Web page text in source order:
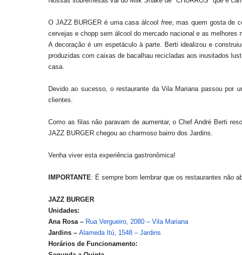
O JAZZ BURGER é uma casa álcool free, mas quem gosta de
cervejas e chopp sem álcool do mercado nacional e as melhores
A decoração é um espetáculo à parte. Berti idealizou e
produzidas com caixas de bacalhau recicladas aos inusitados
casa.
Devido ao sucesso, o restaurante da Vila Mariana passou por
clientes.
Como as filas não paravam de aumentar, o Chef André Berti
JAZZ BURGER chegou ao charmoso bairro dos Jardins.
Venha viver esta experiência gastronômica!
IMPORTANTE: É sempre bom lembrar que os restaurantes não
JAZZ BURGER
Unidades:
Ana Rosa – Rua Vergueiro, 2080 – Vila Mariana
Jardins – Alameda Itú, 1548 – Jardins
Horários de Funcionamento: